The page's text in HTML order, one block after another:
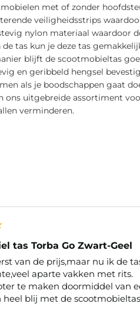
met of zonder
veiligheidsstrips
nylon materiaal waardoor
tas kun je deze tas
blijft de scootmobieltas
en geribbeld hengsel
als je boodschappen gaat
ons uitgebreide assortiment
verminderen.
tas Torba Go Zwart-Geel
van de prijs,maar nu ik de
aparte vakken met rits.
te maken doormiddel van
heel blij met de